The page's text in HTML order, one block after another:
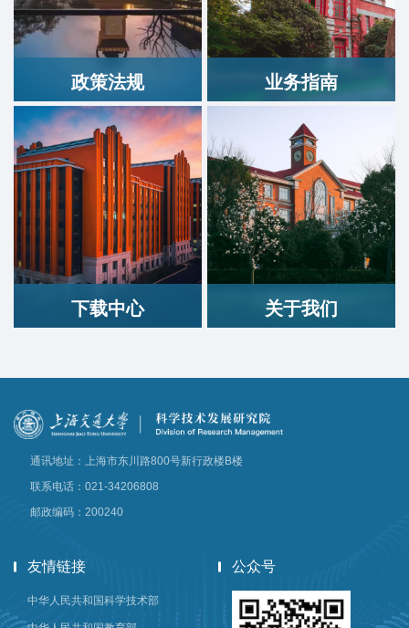
政策法规 业务指南
下载中心 关于我们
通讯地址：上海市东川路800号新行政楼B楼
联系电话：021-34206808
邮政编码：200240
友情链接
中华人民共和国科学技术部
公众号